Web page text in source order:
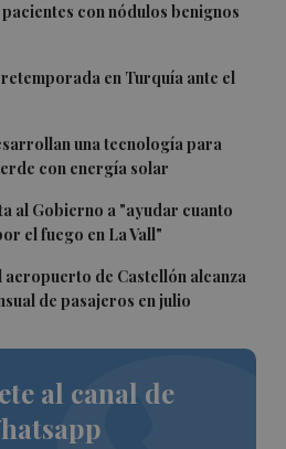
con nódulos benignos
en Turquía ante el
una tecnología para
con energía solar
al Gobierno a "ayudar cuanto
el fuego en La Vall"
aeropuerto de Castellón alcanza
de pasajeros en julio
al canal de